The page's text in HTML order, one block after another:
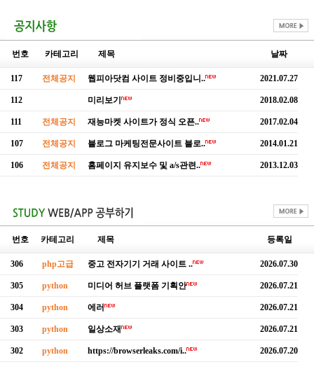
번호 카테고리 제목 날짜
117 전체공지 웹피아닷컴 사이트 정비중입니.. 2021.07.27
112 미리보기 2018.02.08
111 전체공지 재능마켓 사이트가 정식 오픈.. 2017.02.04
107 전체공지 블로그 마케팅전문사이트 블로.. 2014.01.21
106 전체공지 홈페이지 유지보수 및 a/s관련.. 2013.12.03
번호 카테고리 제목 등록일
306 php고급 중고 전자기기 거래 사이트 .. 2026.07.30
305 python 미디어 허브 플랫폼 기획안 2026.07.21
304 python 에러 2026.07.21
303 python 일상소재 2026.07.21
302 python https://browserleaks.com/i.. 2026.07.20